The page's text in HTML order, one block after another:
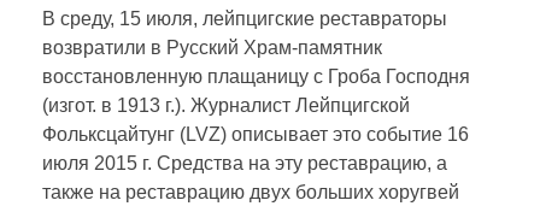
В среду, 15 июля, лейпцигские реставраторы
возвратили в Русский Храм-памятник
восстановленную плащаницу с Гроба Господня
(изгот. в 1913 г.). Журналист Лейпцигской
Фольксцайтунг (LVZ) описывает это событие 16
июля 2015 г. Средства на эту реставрацию, а
также на реставрацию двух больших хоругвей